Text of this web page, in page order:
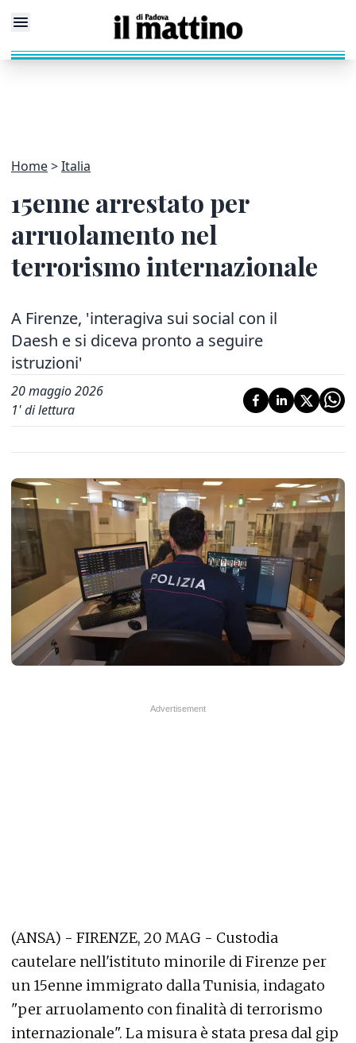
Home Italia
15enne arrestato per
arruolamento nel
terrorismo internazionale
A Firenze, 'interagiva sui social con il
Daesh e si diceva pronto a seguire
istruzioni'
20 maggio 2026
1' di lettura
(ANSA) - FIRENZE, 20 MAG - Custodia
cautelare nell'istituto minorile di Firenze per
un 15enne immigrato dalla Tunisia, indagato
"per arruolamento con finalità di terrorismo
internazionale". La misura è stata presa dal gip